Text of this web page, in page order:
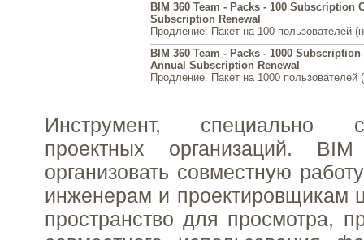
BIM 360 Team - Packs - 100 Subscription
Subscription Renewal
Продление. Пакет на 100 пользователей
BIM 360 Team - Packs - 1000
Annual Subscription Renewal
Продление. Пакет на 1000 пользователей
Инструмент, специально
проектных организаций.
организовать совместную
инженерам и проектировщикам
пространство для просмотра,